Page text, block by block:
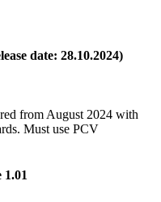
date: 28.10.2024)
from August 2024 with
Must use PCV
1.01